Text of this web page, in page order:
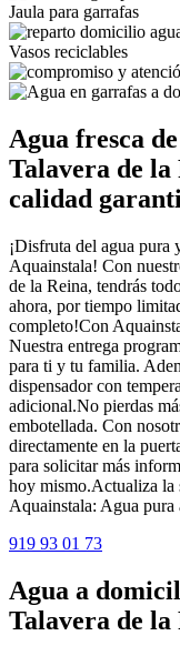
Jaula para garrafas
Vasos reciclables
Agua fresca
Talavera de
calidad
¡Disfruta del agua pura
Aquainstala! Con
de la Reina, tendrás
ahora, por tiempo
completo!Con
Nuestra entrega
para ti y tu familia.
dispensador con
adicional.No pierdas
embotellada. Con
directamente en la
para solicitar más
hoy mismo.Actualiza la
Aquainstala: Agua pura
919 93 01 73
Agua a
Talavera de la